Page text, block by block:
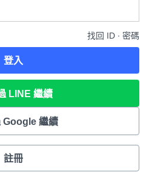
找回 ID ∙ 密碼
登入
LINE 繼續
Google 繼續
註冊